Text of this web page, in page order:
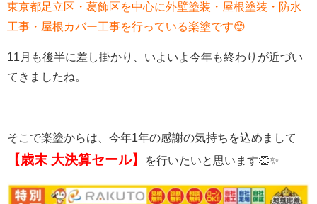
東京都足立区・葛飾区を中心に外壁塗装・屋根塗装・防水
工事・屋根カバー工事を行っている楽塗です😊
11月も後半に差し掛かり、いよいよ今年も終わりが近づい
てきましたね。
そこで楽塗からは、今年1年の感謝の気持ちを込めまして
【歳末 大決算セール】 を行いたいと思います👏✨